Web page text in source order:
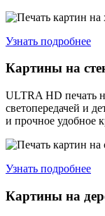
Узнать подробнее
Картины на
ULTRA HD печать
светопередачей и
и прочное удобное
Узнать подробнее
Картины на